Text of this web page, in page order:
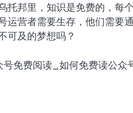
托邦里，知识是免费的，每
运营者需要生存，他们需要
可及的梦想吗？